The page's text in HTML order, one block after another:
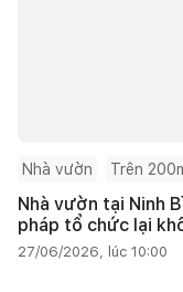
Nhà vườn Trên
Nhà vườn tại Ninh
pháp tổ chức lại
27/06/2026, lúc 10:00